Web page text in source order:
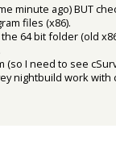
minute ago) BUT
files (x86).
64 bit folder (old
I need to see
nightbuild work